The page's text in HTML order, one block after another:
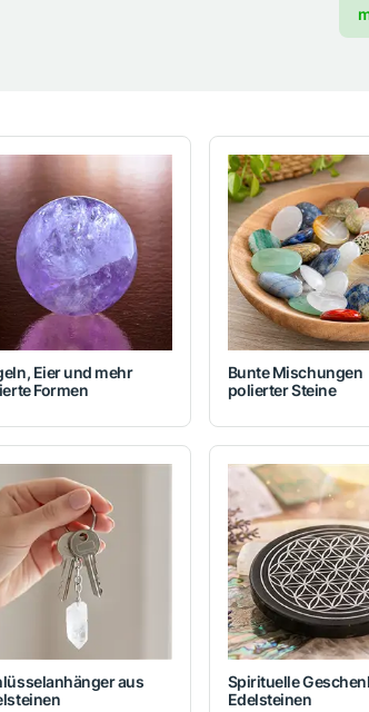
Eier und mehr
Formen
Bunte Mischungen
polierter Steine
aus
Spirituelle
Edelsteinen